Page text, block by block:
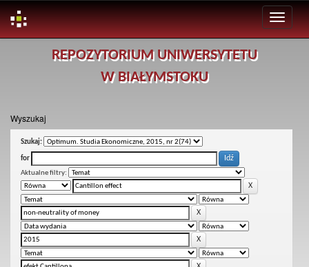
REPOZYTORIUM UNIWERSYTETU
W BIAŁYMSTOKU
Wyszukaj
Szukaj:
for
Aktualne filtry: